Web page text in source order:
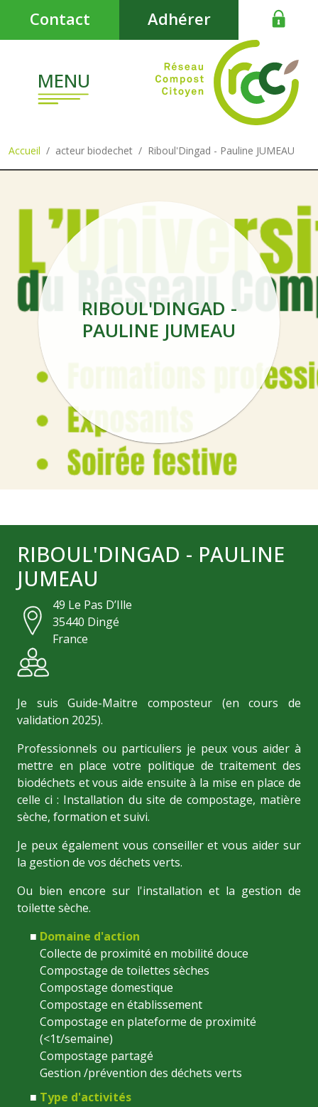
MENU
Contact Adhérer
Accueil acteur biodechet Riboul'Dingad - Pauline JUMEAU
RIBOUL'DINGAD -
PAULINE JUMEAU
RIBOUL'DINGAD - PAULINE
JUMEAU
49 Le Pas D’Ille
35440 Dingé
France
Je suis Guide-Maitre composteur (en cours de
validation 2025).
Professionnels ou particuliers je peux vous aider à
mettre en place votre politique de traitement des
biodéchets et vous aide ensuite à la mise en place de
celle ci : Installation du site de compostage, matière
sèche, formation et suivi.
Je peux également vous conseiller et vous aider sur
la gestion de vos déchets verts.
Ou bien encore sur l'installation et la gestion de
toilette sèche.
Domaine d'action
Collecte de proximité en mobilité douce
Compostage de toilettes sèches
Compostage domestique
Compostage en établissement
Compostage en plateforme de proximité
(<1t/semaine)
Compostage partagé
Gestion /prévention des déchets verts
Type d'activités